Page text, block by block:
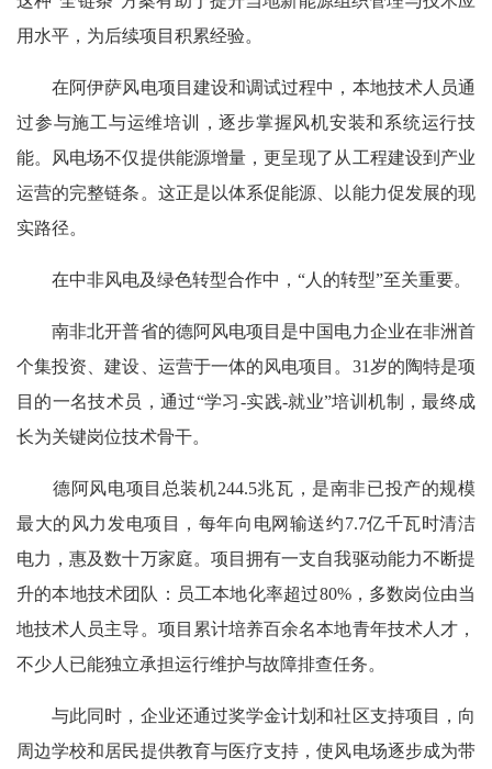
用水平，为后续项目积累经验。
在阿伊萨风电项目建设和调试过程中，本地技术人员通
过参与施工与运维培训，逐步掌握风机安装和系统运行技
能。风电场不仅提供能源增量，更呈现了从工程建设到产业
运营的完整链条。这正是以体系促能源、以能力促发展的现
实路径。
在中非风电及绿色转型合作中，“人的转型”至关重要。
南非北开普省的德阿风电项目是中国电力企业在非洲首
个集投资、建设、运营于一体的风电项目。31岁的陶特是项
目的一名技术员，通过“学习-实践-就业”培训机制，最终成
长为关键岗位技术骨干。
德阿风电项目总装机244.5兆瓦，是南非已投产的规模
最大的风力发电项目，每年向电网输送约7.7亿千瓦时清洁
电力，惠及数十万家庭。项目拥有一支自我驱动能力不断提
升的本地技术团队：员工本地化率超过80%，多数岗位由当
地技术人员主导。项目累计培养百余名本地青年技术人才，
不少人已能独立承担运行维护与故障排查任务。
与此同时，企业还通过奖学金计划和社区支持项目，向
周边学校和居民提供教育与医疗支持，使风电场逐步成为带